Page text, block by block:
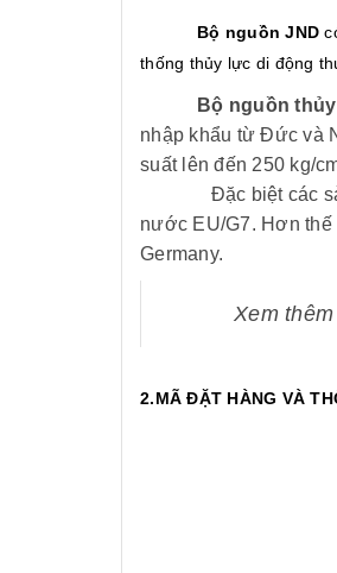
Bộ nguồn JND
thống thủy lực di động
Bộ nguồn
nhập khẩu từ Đức và
suất lên đến 250 kg/
Đặc biệt các sản
nước EU/G7. Hơn
Germany.
Xem
2.MÃ ĐẶT HÀNG VÀ